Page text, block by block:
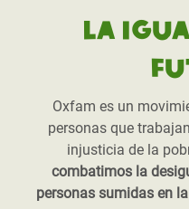
La
Oxfam es un
personas que
injusticia de la
combatimos la
personas sumidas en